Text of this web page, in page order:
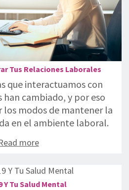
Tus Relaciones Laborales
que interactuamos con
han cambiado, y por eso
los modos de mantener la
en el ambiente laboral.
more
Y Tu Salud Mental